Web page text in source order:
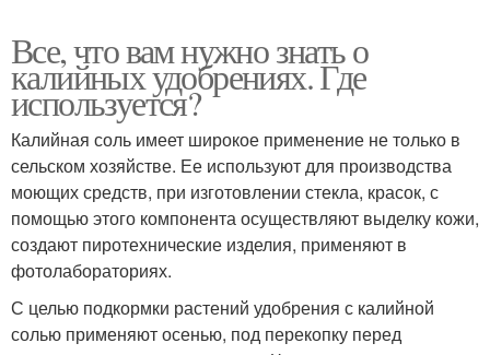
Все, что вам нужно знать о
калийных удобрениях. Где
используется?
Калийная соль имеет широкое применение не только в
сельском хозяйстве. Ее используют для производства
моющих средств, при изготовлении стекла, красок, с
помощью этого компонента осуществляют выделку кожи,
создают пиротехнические изделия, применяют в
фотолабораториях.
С целью подкормки растений удобрения с калийной
солью применяют осенью, под перекопку перед